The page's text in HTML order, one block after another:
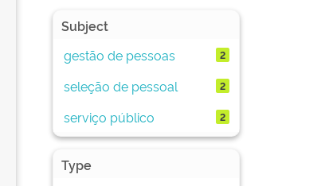
Subject
gestão de pessoas
2
seleção de pessoal 2
serviço público 2
Type